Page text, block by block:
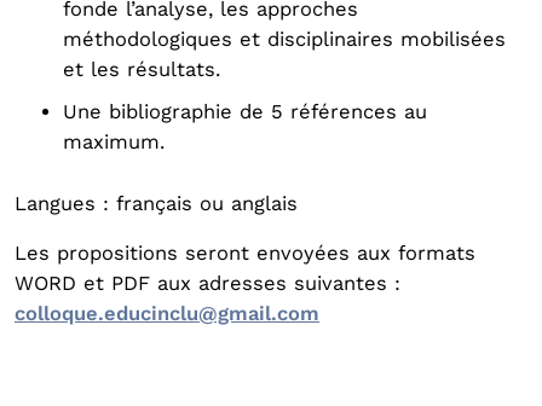
fonde l’analyse, les approches
méthodologiques et disciplinaires mobilisées
et les résultats.
Une bibliographie de 5 références au
maximum.
Langues : français ou anglais
Les propositions seront envoyées aux formats
WORD et PDF aux adresses suivantes :
colloque.educinclu@gmail.com